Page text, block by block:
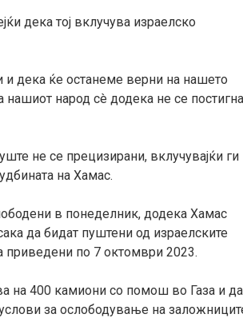
дека тој вклучува израелско
дека ќе останеме верни на нашето
народ сè додека не се
не се прецизирани, вклучувајќи ги
на Хамас.
в понеделник, додека Хамас
да бидат пуштени од израелските
приведени по 7 октомври 2023.
на 400 камиони со помош во Газа и да
за ослободување на